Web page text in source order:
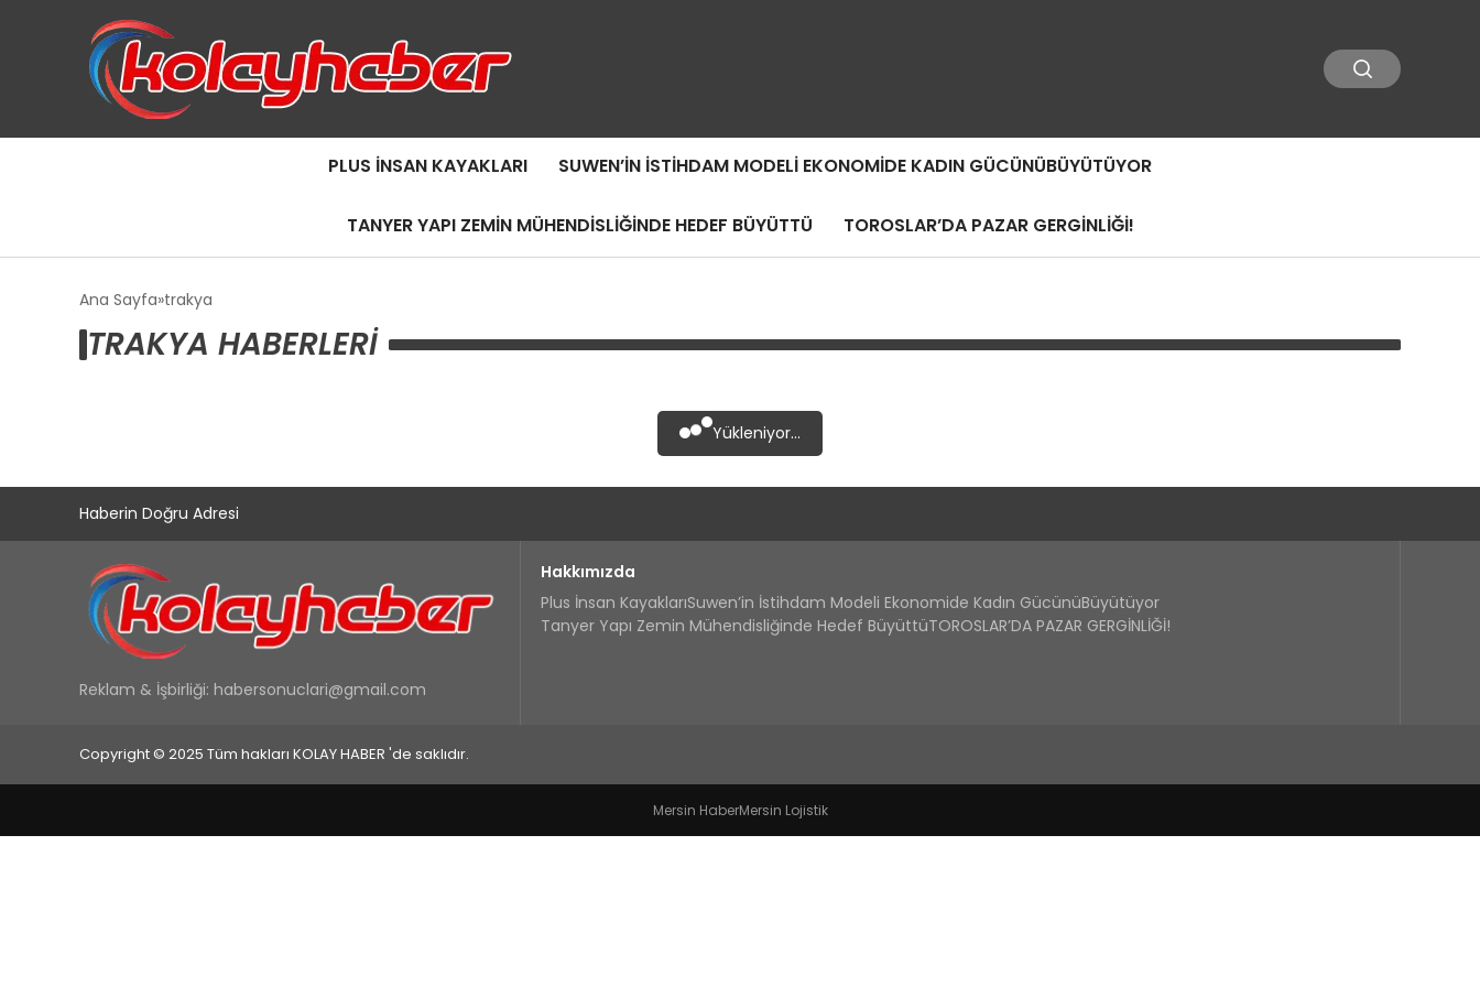
PLUS İNSAN KAYAKLARI SUWEN’IN İSTIHDAM MODELI EKONOMIDE KADIN GÜCÜNÜBÜYÜTÜYOR
TANYER YAPI ZEMIN MÜHENDISLIĞINDE HEDEF BÜYÜTTÜ TOROSLAR’DA PAZAR GERGİNLİĞİ!
Ana Sayfa trakya
TRAKYA HABERLERI
Yükleniyor...
Haberin Doğru Adresi
Reklam & İşbirliği: habersonuclari@gmail.com
Hakkımızda
Plus İnsan KayaklarıSuwen’in İstihdam Modeli Ekonomide Kadın GücünüBüyütüyor
Tanyer Yapı Zemin Mühendisliğinde Hedef BüyüttüTOROSLAR’DA PAZAR GERGİNLİĞİ!
Copyright © 2025 Tüm hakları KOLAY HABER 'de saklıdır.
Mersin HaberMersin Lojistik